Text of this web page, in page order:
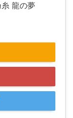
龍の夢